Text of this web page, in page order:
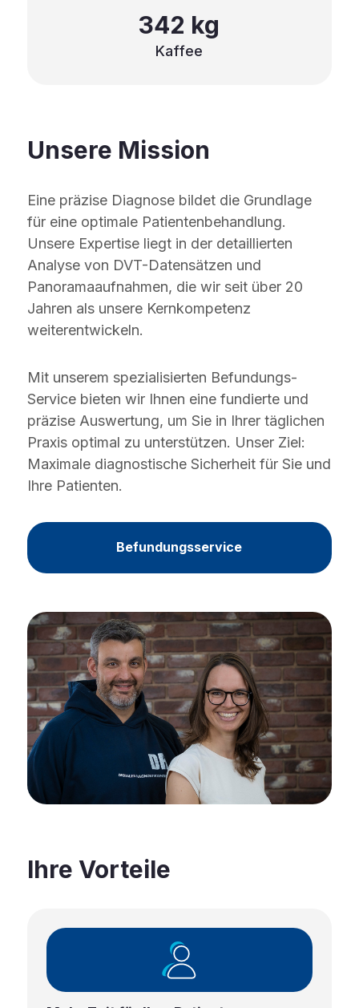
342 kg
Kaffee
Unsere Mission
Eine präzise Diagnose bildet die Grundlage
für eine optimale Patientenbehandlung.
Unsere Expertise liegt in der detaillierten
Analyse von DVT-Datensätzen und
Panoramaaufnahmen, die wir seit über 20
Jahren als unsere Kernkompetenz
weiterentwickeln.
Mit unserem spezialisierten Befundungs-
Service bieten wir Ihnen eine fundierte und
präzise Auswertung, um Sie in Ihrer täglichen
Praxis optimal zu unterstützen. Unser Ziel:
Maximale diagnostische Sicherheit für Sie und
Ihre Patienten.
Befundungsservice
Ihre Vorteile